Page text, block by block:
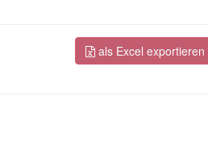
als Excel exportieren